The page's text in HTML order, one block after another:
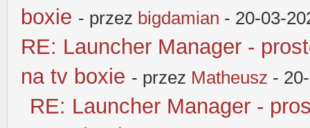
boxie - przez bigdamian - 20-03-
RE: Launcher Manager -
na tv boxie - przez Matheusz -
RE: Launcher Manager -